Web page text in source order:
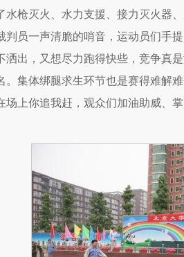
水枪灭火、水力支援、接力灭火器
判员一声清脆的哨音，运动员们手
洒出，又想尽力跑得快些，竞争真
。集体绑腿求生环节也是赛得难解
场上你追我赶，观众们加油助威、